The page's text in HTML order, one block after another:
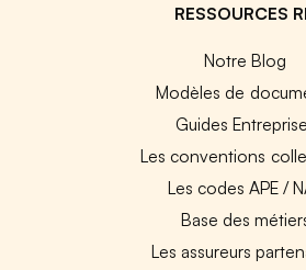
RESSOURCES
Notre Blog
Modèles de
Guides
Les conventions
Les codes APE /
Base des
Les assureurs